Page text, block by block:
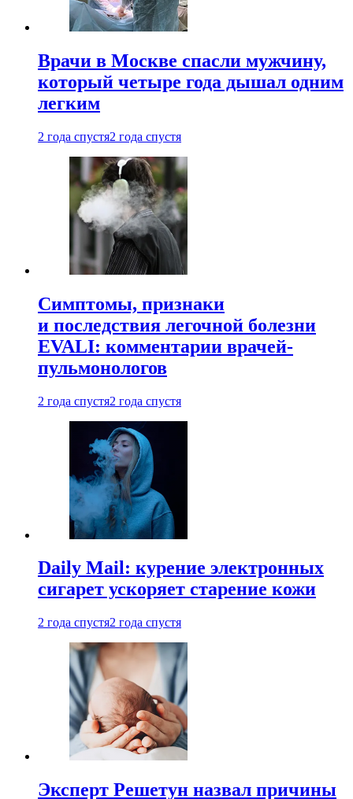
Врачи в Москве спасли мужчину,
который четыре года дышал одним
легким
2 года спустя2 года спустя
Симптомы, признаки
и последствия легочной болезни
EVALI: комментарии врачей-
пульмонологов
2 года спустя2 года спустя
Daily Mail: курение электронных
сигарет ускоряет старение кожи
2 года спустя2 года спустя
Эксперт Решетун назвал причины